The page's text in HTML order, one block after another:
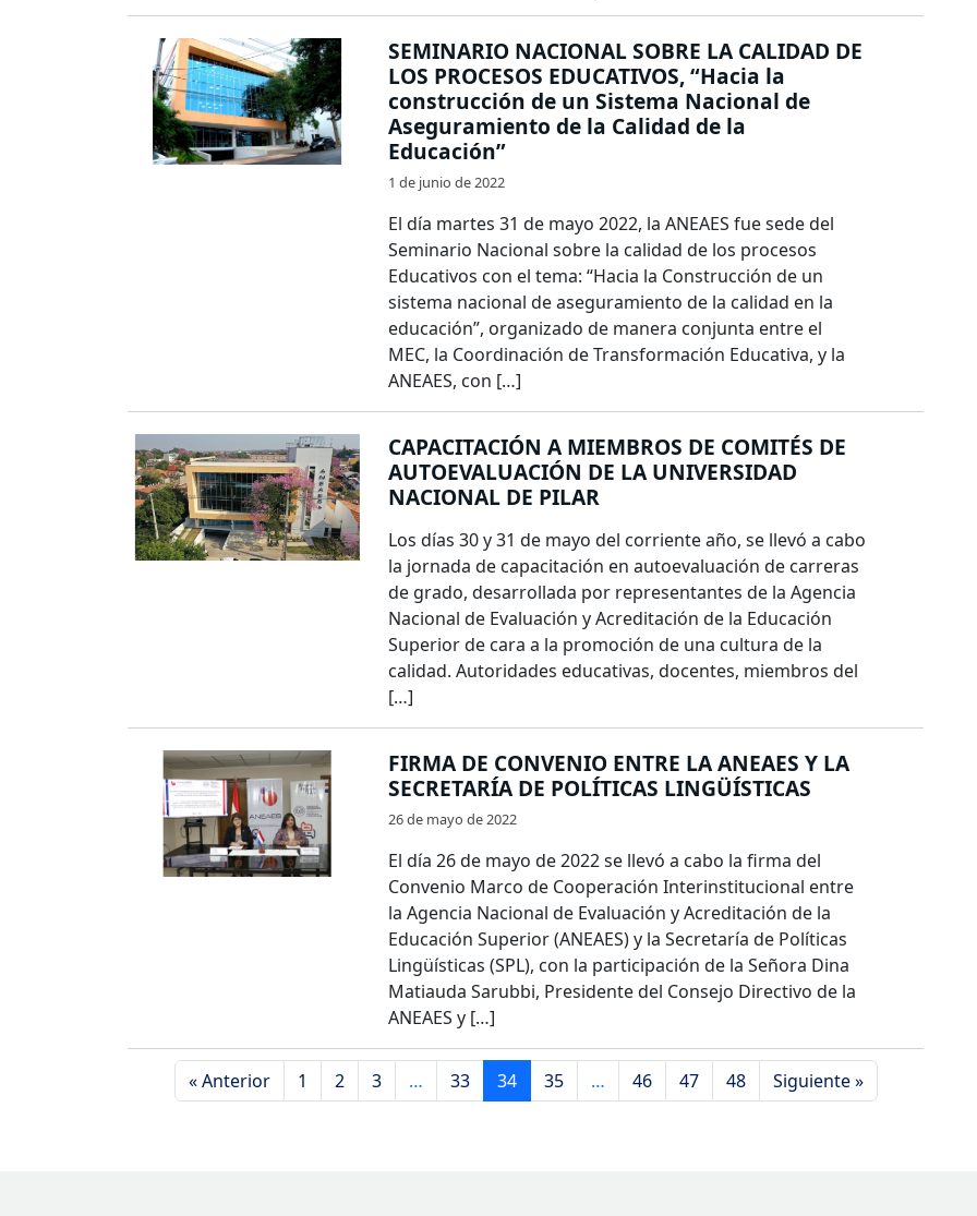
SEMINARIO NACIONAL SOBRE LA CALIDAD DE
LOS PROCESOS EDUCATIVOS, “Hacia la
construcción de un Sistema Nacional de
Aseguramiento de la Calidad de la
Educación”
1 de junio de 2022
El día martes 31 de mayo 2022, la ANEAES fue sede del
Seminario Nacional sobre la calidad de los procesos
Educativos con el tema: “Hacia la Construcción de un
sistema nacional de aseguramiento de la calidad en la
educación”, organizado de manera conjunta entre el
MEC, la Coordinación de Transformación Educativa, y la
ANEAES, con […]
CAPACITACIÓN A MIEMBROS DE COMITÉS DE
AUTOEVALUACIÓN DE LA UNIVERSIDAD
NACIONAL DE PILAR
Los días 30 y 31 de mayo del corriente año, se llevó a cabo
la jornada de capacitación en autoevaluación de carreras
de grado, desarrollada por representantes de la Agencia
Nacional de Evaluación y Acreditación de la Educación
Superior de cara a la promoción de una cultura de la
calidad. Autoridades educativas, docentes, miembros del
[…]
FIRMA DE CONVENIO ENTRE LA ANEAES Y LA
SECRETARÍA DE POLÍTICAS LINGÜÍSTICAS
26 de mayo de 2022
El día 26 de mayo de 2022 se llevó a cabo la firma del
Convenio Marco de Cooperación Interinstitucional entre
la Agencia Nacional de Evaluación y Acreditación de la
Educación Superior (ANEAES) y la Secretaría de Políticas
Lingüísticas (SPL), con la participación de la Señora Dina
Matiauda Sarubbi, Presidente del Consejo Directivo de la
ANEAES y […]
« Anterior 1 2 3 … 33 34 35 … 46 47 48 Siguiente »